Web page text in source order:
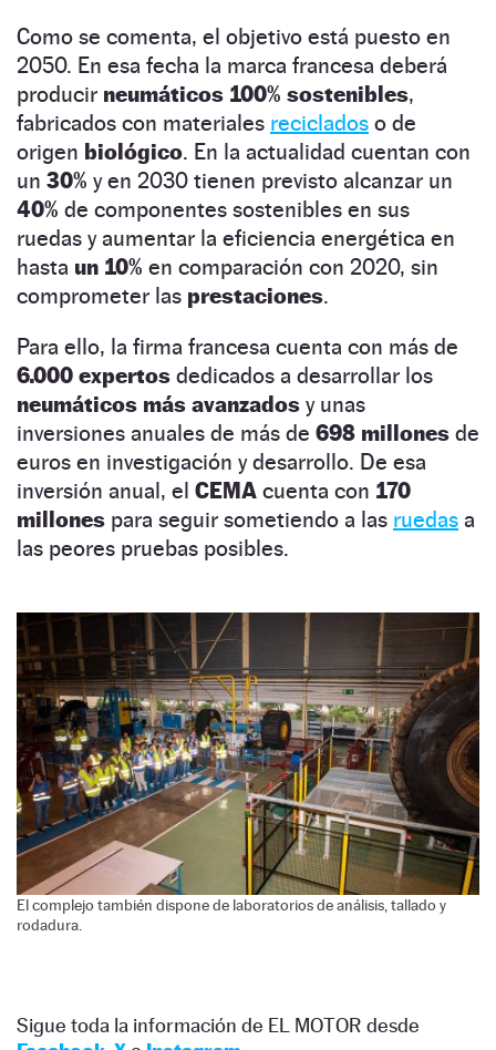
Como se comenta, el objetivo está puesto en
2050. En esa fecha la marca francesa deberá
producir neumáticos 100% sostenibles,
fabricados con materiales reciclados o de
origen biológico. En la actualidad cuentan con
un 30% y en 2030 tienen previsto alcanzar un
40% de componentes sostenibles en sus
ruedas y aumentar la eficiencia energética en
hasta un 10% en comparación con 2020, sin
comprometer las prestaciones.
Para ello, la firma francesa cuenta con más de
6.000 expertos dedicados a desarrollar los
neumáticos más avanzados y unas
inversiones anuales de más de 698 millones de
euros en investigación y desarrollo. De esa
inversión anual, el CEMA cuenta con 170
millones para seguir sometiendo a las ruedas a
las peores pruebas posibles.
El complejo también dispone de laboratorios de análisis, tallado y
rodadura.
Sigue toda la información de EL MOTOR desde